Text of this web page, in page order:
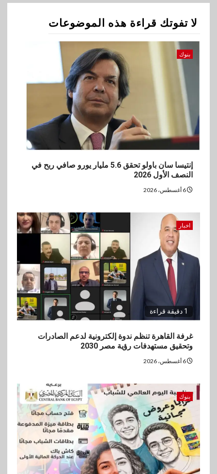
اخبار
غرفة القاهرة تنظم ندوة إلكترونية
لدعم الصادرات وتحقيق
مستهدفات رؤية مصر 2030
بنوك
بنك مصر يشارك في فعالية اليوم
العالمي للشباب ويقدم العديد من
العروض المجانية
4
بنوك
بنك QNB مصر يعزز جاهزية
المشروعات الصغيرة والمتوسطة
للنمو والتوسع
5
فيكسد مصر و”حلول” تتشاركان
في تطوير أول منصة للسياحة
الصحية في مصر والشرق الأوسط
وأفريقيا Tour4Cure
لا تفوتك قراءة هذه الموضوعات
بنوك
إنتيسا سان باولو تحقق 5.6 مليار يورو صافي ربح في
النصف الأول 2026
اخبار
1 دقيقة قراءة
غرفة القاهرة تنظم ندوة إلكترونية لدعم الصادرات
وتحقيق مستهدفات رؤية مصر 2030
بنوك